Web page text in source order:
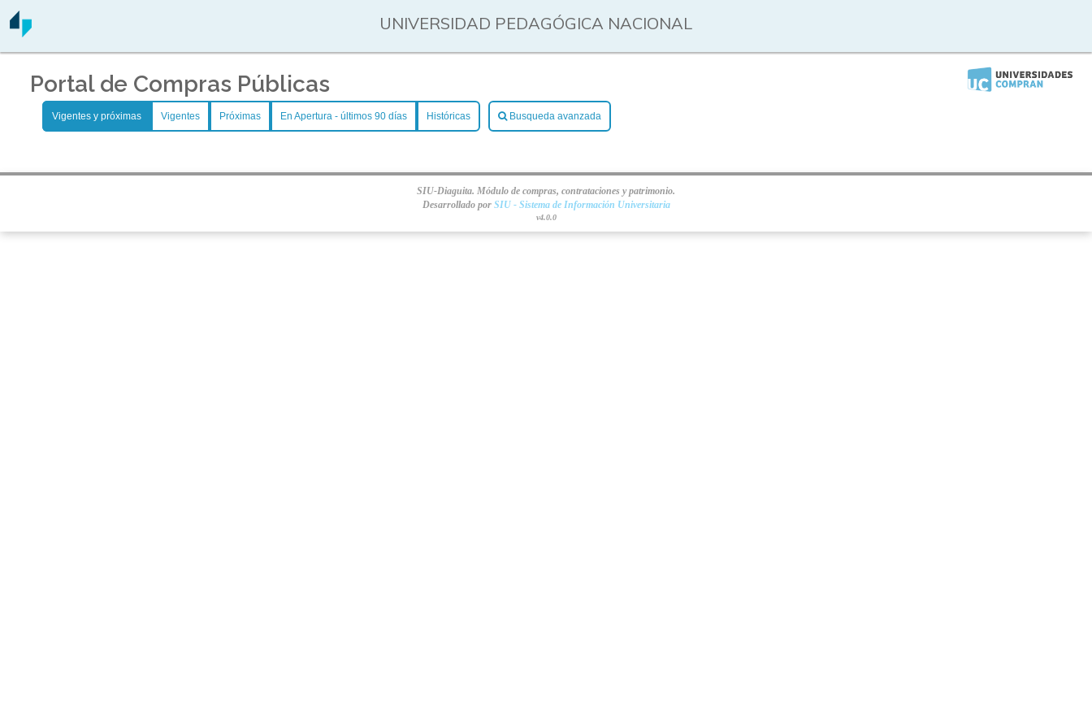
UNIVERSIDAD PEDAGÓGICA NACIONAL
Portal de Compras Públicas
Vigentes y próximas Vigentes Próximas En Apertura - últimos 90 días Históricas Busqueda avanzada
SIU-Diaguita. Módulo de compras, contrataciones y patrimonio.
Desarrollado por SIU - Sistema de Información Universitaria
v4.0.0